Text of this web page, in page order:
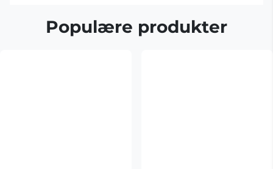
Populære produkter